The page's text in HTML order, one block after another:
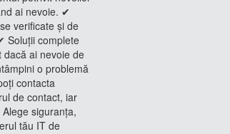
ai nevoie. ✔
verificate și de
Soluții complete
dacă ai nevoie de
o problemă
contacta
de contact, iar
siguranța,
tău IT de